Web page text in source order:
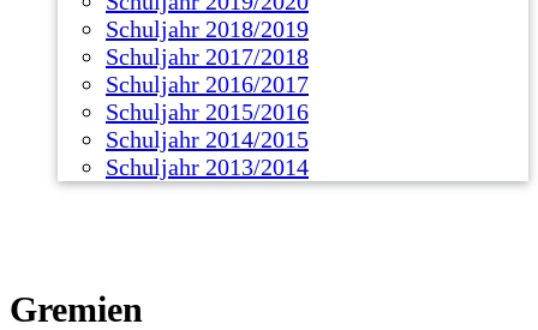
Schuljahr 2018/2019
Schuljahr 2017/2018
Schuljahr 2016/2017
Schuljahr 2015/2016
Schuljahr 2014/2015
Schuljahr 2013/2014
Gremien